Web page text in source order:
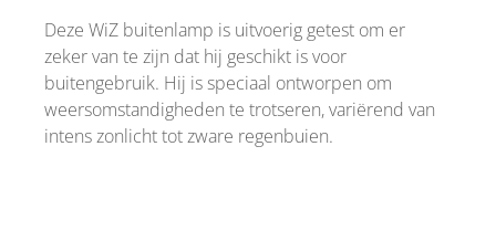
Deze WiZ buitenlamp is uitvoerig getest om er
zeker van te zijn dat hij geschikt is voor
buitengebruik. Hij is speciaal ontworpen om
weersomstandigheden te trotseren, variërend van
intens zonlicht tot zware regenbuien.